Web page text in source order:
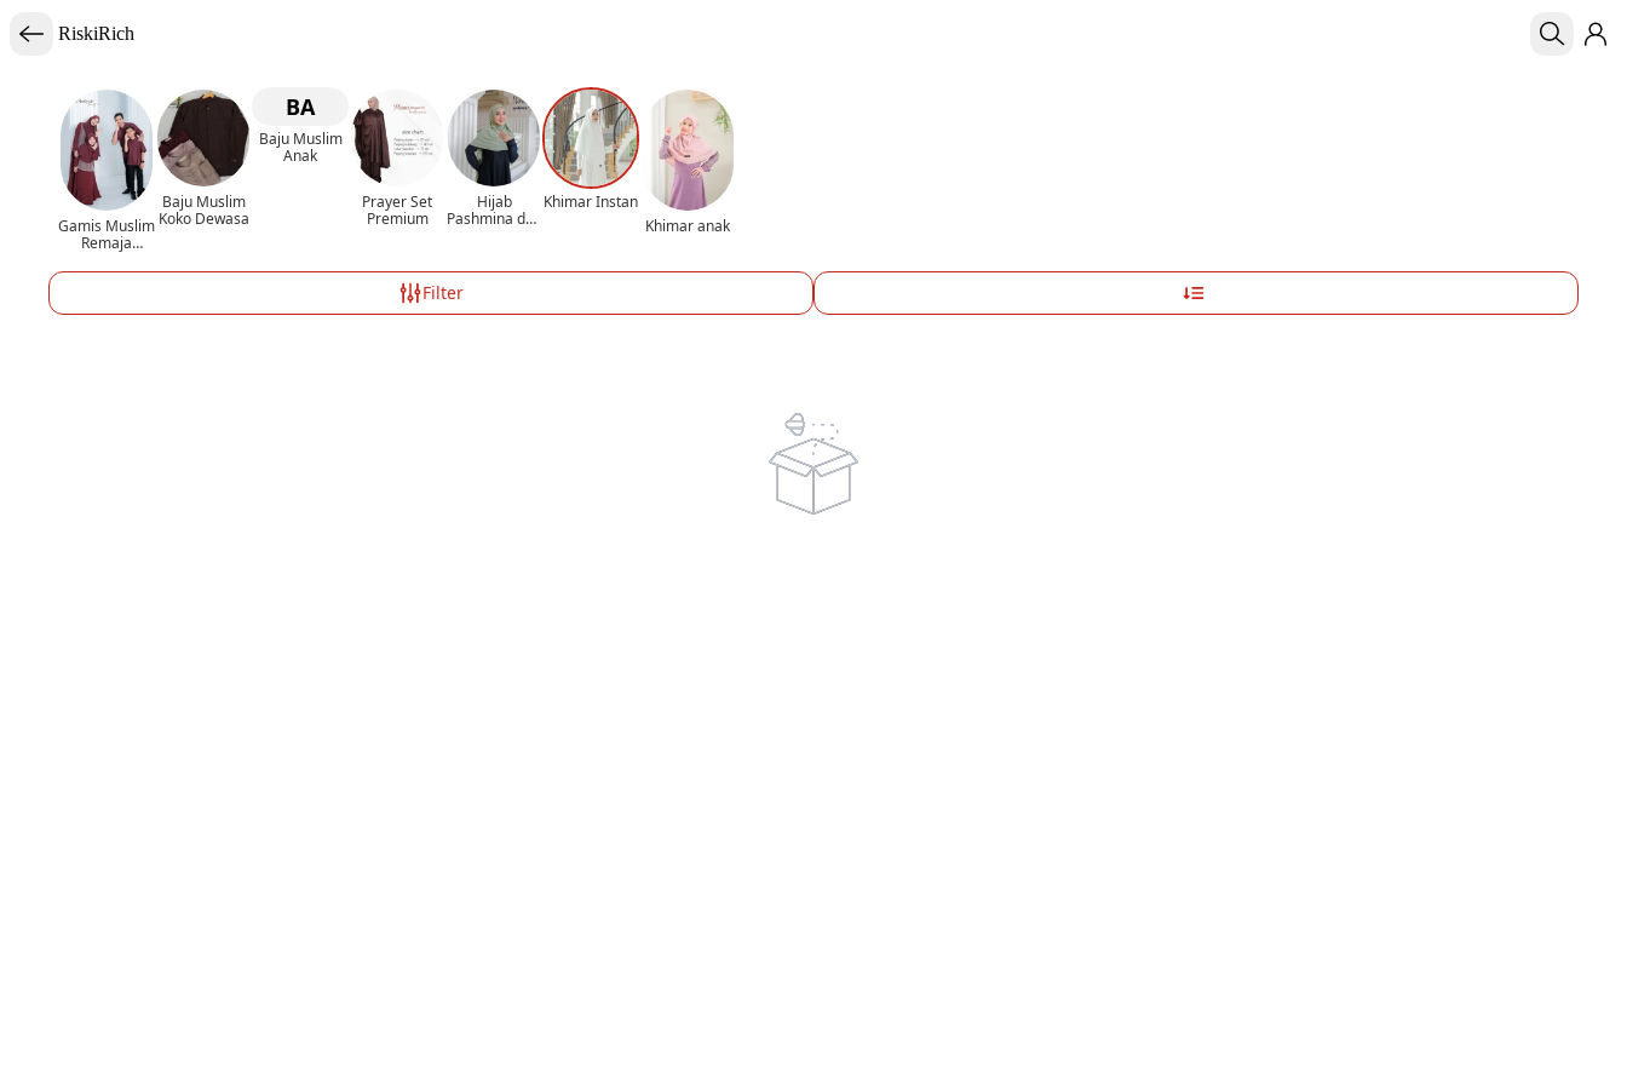
RiskiRich
Gamis Muslim
Remaja
Baju Muslim
Koko Dewasa
BA
Baju Muslim
Anak
Prayer Set
Premium
Hijab
Pashmina dan
Khimar Instan
Khimar anak
Filter